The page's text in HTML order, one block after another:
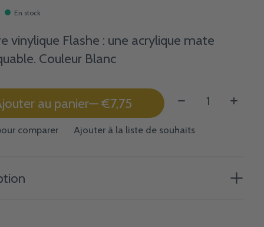
En stock
vinylique Flashe : une acrylique mate
Couleur Blanc
au panier — €7,75 Quantité:
comparer Ajouter à la liste de souhaits